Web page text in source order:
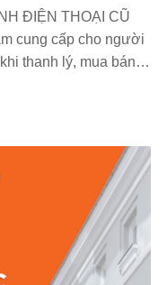
ĐIỆN THOẠI CŨ
cung cấp cho người
thanh lý, mua bán